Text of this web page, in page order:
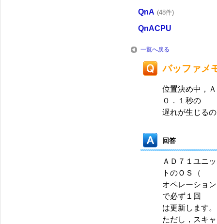
QnA (48件)
QnACPU
一覧へ戻る
バッファメ
位置決め中，
０．１秒の
遅れが生じる
回答
ＡＤ７１ユニ
トのＯＳ（
オペレーショ
で必ず１回
は更新します。
ただし，スキ